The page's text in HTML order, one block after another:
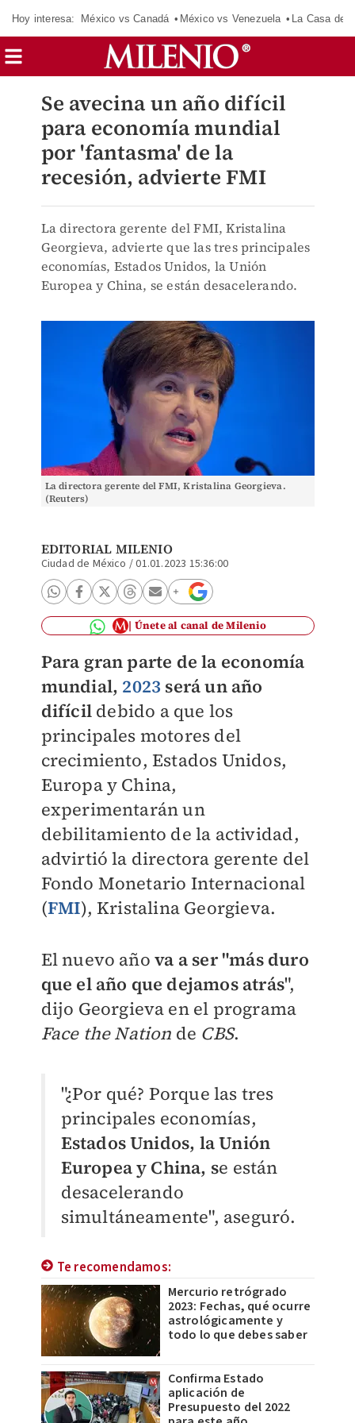
Hoy interesa: México vs Canadá México vs Venezuela La Casa de
Se avecina un año difícil
para economía mundial
por 'fantasma' de la
recesión, advierte FMI
La directora gerente del FMI, Kristalina
Georgieva, advierte que las tres principales
economías, Estados Unidos, la Unión
Europea y China, se están desacelerando.
La directora gerente del FMI, Kristalina Georgieva.
(Reuters)
EDITORIAL MILENIO
Ciudad de México /01.01.2023 15:36:00
Únete al canal de Milenio
Para gran parte de la economía
mundial, 2023 será un año
difícildebido a que los
principales motores del
crecimiento, Estados Unidos,
Europa y China,
experimentarán un
debilitamiento de la actividad,
advirtió la directora gerente del
Fondo Monetario Internacional
(FMI), Kristalina Georgieva.
El nuevo año va a ser "más duro
que el año que dejamos atrás",
dijo Georgieva en el programa
Face the Nation de CBS.
"¿Por qué? Porque las tres
principales economías,
Estados Unidos, la Unión
Europea y China, se están
desacelerando
simultáneamente", aseguró.
Te recomendamos:
Mercurio retrógrado
2023: Fechas, qué ocurre
astrológicamente y
todo lo que debes saber
Confirma Estado
aplicación de
Presupuesto del 2022